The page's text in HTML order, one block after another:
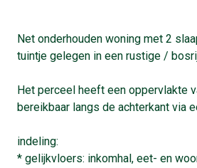
Net onderhouden woning met 2
tuintje gelegen in een rustige /
Het perceel heeft een oppervlakte
bereikbaar langs de achterkant via
indeling:
* gelijkvloers: inkomhal, eet- en